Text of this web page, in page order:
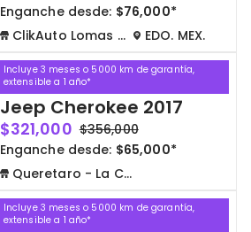
Enganche desde: $76,000*
ClikAuto Lomas Verdes
EDO. MEX.
Incluye 3 meses o 5000 km de garantía,
extensible a 1 año*
Jeep Cherokee 2017
$321,000 $356,000
Enganche desde: $65,000*
Queretaro - La Capilla
Incluye 3 meses o 5000 km de garantía,
extensible a 1 año*